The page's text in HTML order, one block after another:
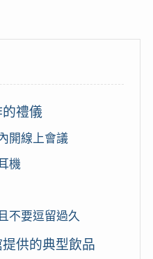
禮儀
開線上會議
機
不要逗留過久
供的典型飲品